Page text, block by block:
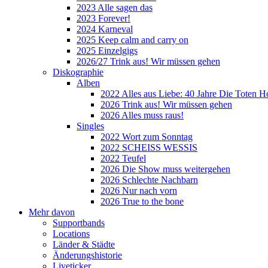
2023 Alle sagen das
2023 Forever!
2024 Karneval
2025 Keep calm and carry on
2025 Einzelgigs
2026/27 Trink aus! Wir müssen gehen
Diskographie
Alben
2022 Alles aus Liebe: 40 Jahre Die Toten
2026 Trink aus! Wir müssen gehen
2026 Alles muss raus!
Singles
2022 Wort zum Sonntag
2022 SCHEISS WESSIS
2022 Teufel
2026 Die Show muss weitergehen
2026 Schlechte Nachbarn
2026 Nur nach vorn
2026 True to the bone
Mehr davon
Supportbands
Locations
Länder & Städte
Änderungshistorie
Liveticker